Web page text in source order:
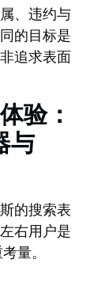
、违约与
的目标是
追求表面
验：
与
的搜索表
右用户是
量。